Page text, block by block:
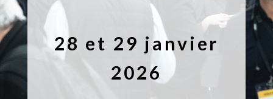
28 et 29 janvier
2026